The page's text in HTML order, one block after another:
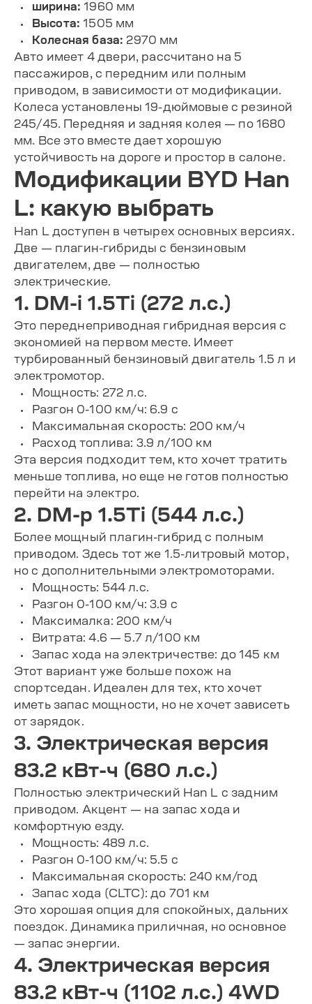
ширина: 1960 мм
Высота: 1505 мм
Колесная база: 2970 мм
Авто имеет 4 двери, рассчитано на 5
пассажиров, с передним или полным
приводом, в зависимости от модификации.
Колеса установлены 19-дюймовые с резиной
245/45. Передняя и задняя колея — по 1680
мм. Все это вместе дает хорошую
устойчивость на дороге и простор в салоне.
Модификации BYD Han
L: какую выбрать
Han L доступен в четырех основных версиях.
Две — плагин-гибриды с бензиновым
двигателем, две — полностью
электрические.
1. DM-i 1.5Ti (272 л.с.)
Это переднеприводная гибридная версия с
экономией на первом месте. Имеет
турбированный бензиновый двигатель 1.5 л и
электромотор.
Мощность: 272 л.с.
Разгон 0-100 км/ч: 6.9 с
Максимальная скорость: 200 км/ч
Расход топлива: 3.9 л/100 км
Эта версия подходит тем, кто хочет тратить
меньше топлива, но еще не готов полностью
перейти на электро.
2. DM-p 1.5Ti (544 л.с.)
Более мощный плагин-гибрид с полным
приводом. Здесь тот же 1.5-литровый мотор,
но с дополнительными электромоторами.
Мощность: 544 л.с.
Разгон 0-100 км/ч: 3.9 с
Максималка: 200 км/ч
Витрата: 4.6 — 5.7 л/100 км
Запас хода на электричестве: до 145 км
Этот вариант уже больше похож на
спортседан. Идеален для тех, кто хочет
иметь запас мощности, но не хочет зависеть
от зарядок.
3. Электрическая версия
83.2 кВт-ч (680 л.с.)
Полностью электрический Han L с задним
приводом. Акцент — на запас хода и
комфортную езду.
Мощность: 489 л.с.
Разгон 0-100 км/ч: 5.5 с
Максимальная скорость: 240 км/год
Запас хода (CLTC): до 701 км
Это хорошая опция для спокойных, дальних
поездок. Динамика приличная, но основное
— запас энергии.
4. Электрическая версия
83.2 кВт-ч (1102 л.с.) 4WD